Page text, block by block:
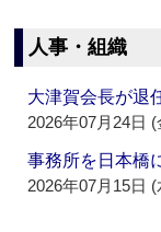
人事・組織
大津賀会長が退
2026年07月24日 (
事務所を日本橋
2026年07月15日 (